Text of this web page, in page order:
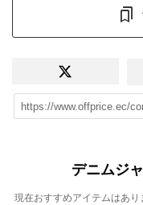
デニムジ
現在おすすめアイテムはあり